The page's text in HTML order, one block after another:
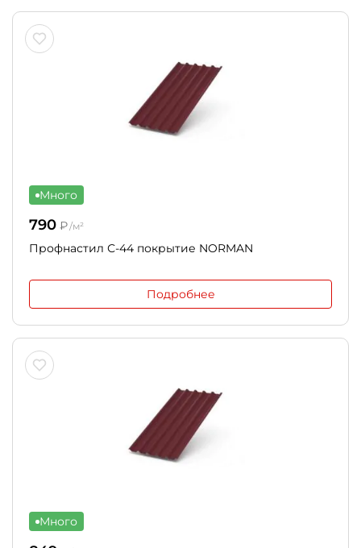
Много
790 ₽/м²
Профнастил С-44 покрытие NORMAN
Подробнее
Много